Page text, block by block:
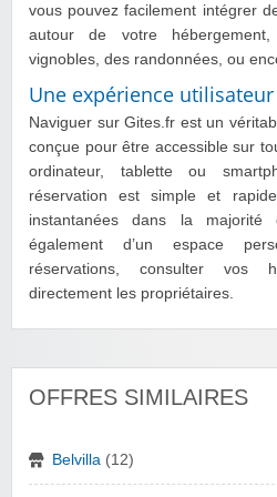
vous pouvez facilement intégrer
autour de votre
vignobles, des randonnées, ou
Une expérience
Naviguer sur Gites.fr est un
conçue pour être accessible sur
ordinateur, tablette ou
réservation est simple et
instantanées dans la majorité
également d’un espace
réservations, consulter vos
directement les propriétaires.
OFFRES SIMILAIRES
Belvilla (12)